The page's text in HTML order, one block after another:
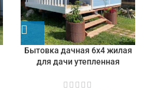
Бытовка дачная 6х4 жилая
для дачи утепленная